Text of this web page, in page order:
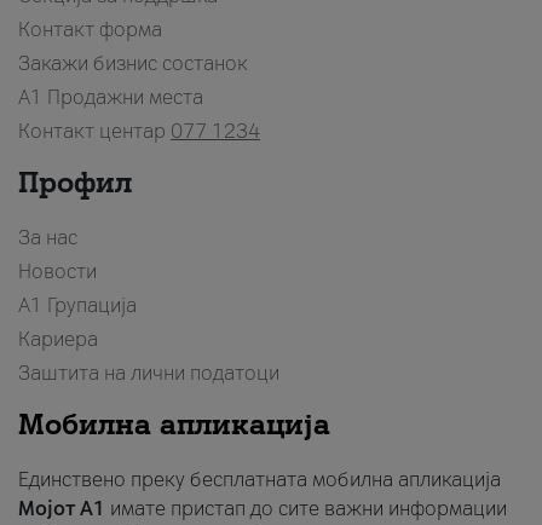
Контакт форма
Закажи бизнис состанок
A1 Продажни места
Контакт центар 077 1234
Профил
За нас
Новости
А1 Групација
Кариера
Заштита на лични податоци
Мобилна апликација
Единствено преку бесплатната мобилна апликација
Мојот A1 имате пристап до сите важни информации